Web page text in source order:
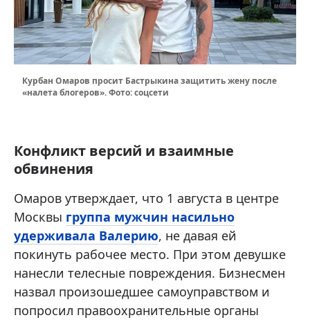
Курбан Омаров просит Бастрыкина защитить жену после
«налета блогеров». Фото: соцсети
Конфликт версий и взаимные
обвинения
Омаров утверждает, что 1 августа в центре
Москвы группа мужчин насильно
удерживала Валерию, не давая ей
покинуть рабочее место. При этом девушке
нанесли телесные повреждения. Бизнесмен
назвал произошедшее самоуправством и
попросил правоохранительные органы